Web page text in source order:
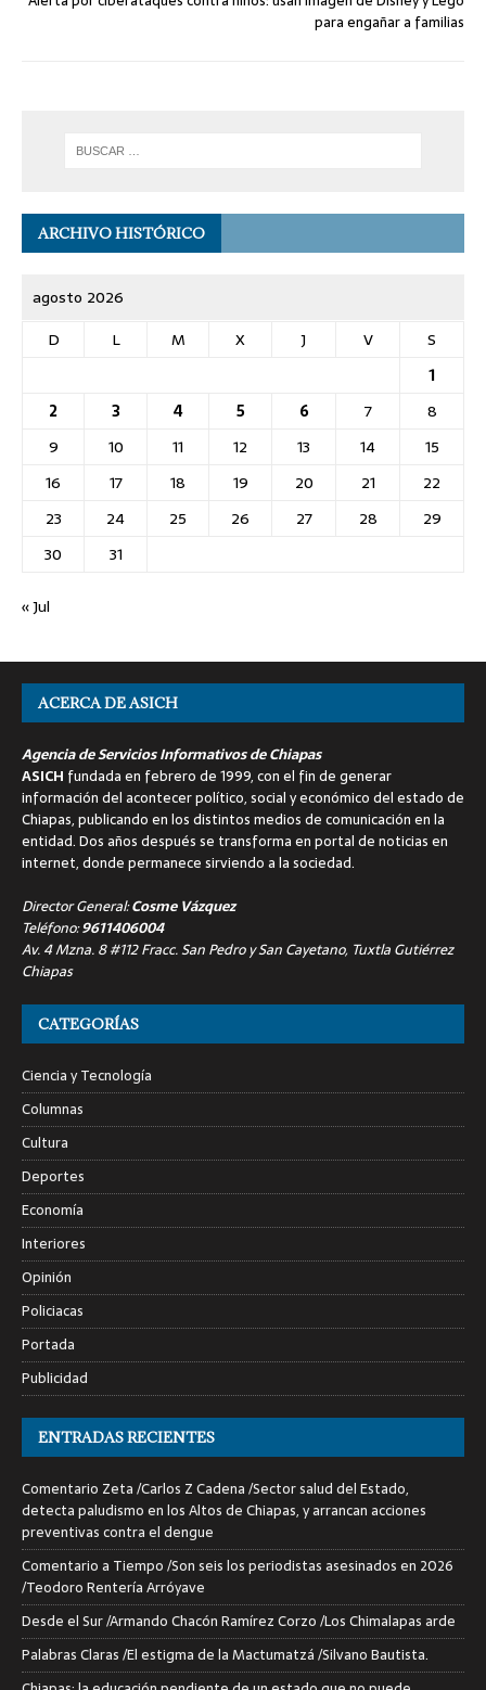
para engañar a familias
ARCHIVO HISTÓRICO
agosto 2026
D
L M X J V
S
1
2
3 4 5 6 7
8
9
10 11 12 13 14
15
16
17 18 19 20 21
22
23
24 25 26 27 28
29
30
31
« Jul
ACERCA DE ASICH
Agencia de Servicios Informativos de Chiapas
ASICH fundada en febrero de 1999, con el fin de generar
información del acontecer político, social y económico del estado de
Chiapas, publicando en los distintos medios de comunicación en la
entidad. Dos años después se transforma en portal de noticias en
internet, donde permanece sirviendo a la sociedad.
Director General:Cosme Vázquez
Teléfono:9611406004
Av. 4 Mzna. 8 #112 Fracc. San Pedro y San Cayetano, Tuxtla Gutiérrez
Chiapas
CATEGORÍAS
Ciencia y Tecnología
Columnas
Cultura
Deportes
Economía
Interiores
Opinión
Policiacas
Portada
Publicidad
ENTRADAS RECIENTES
Comentario Zeta /Carlos Z Cadena /Sector salud del Estado,
detecta paludismo en los Altos de Chiapas, y arrancan acciones
preventivas contra el dengue
Comentario a Tiempo /Son seis los periodistas asesinados en 2026
/Teodoro Rentería Arróyave
Desde el Sur /Armando Chacón Ramírez Corzo /Los Chimalapas arde
Palabras Claras /El estigma de la Mactumatzá /Silvano Bautista.